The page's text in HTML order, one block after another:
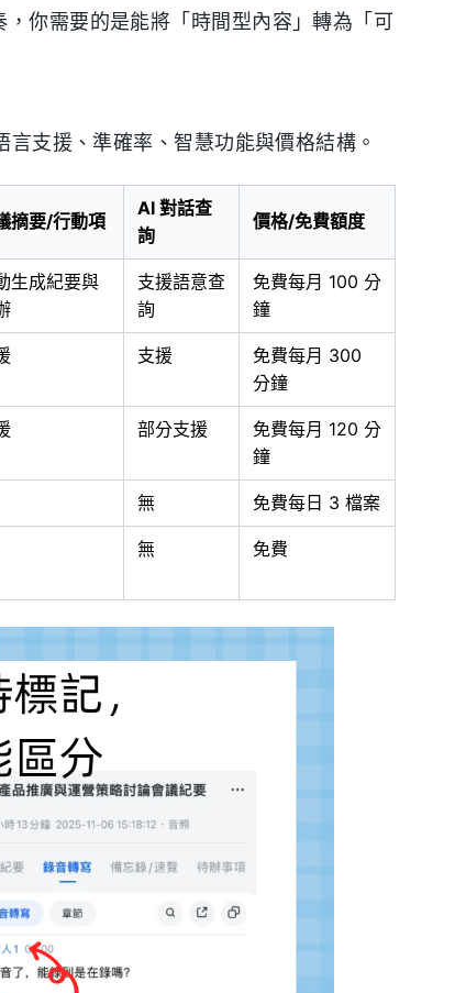
你需要的是能將「時間型內容」轉為「可
支援、準確率、智慧功能與價格結構。
摘要/行動項
AI 對話查
詢
價格/免費額度
生成紀要與
支援語意查
詢
免費每月 100 分
鐘
支援
免費每月 300
分鐘
部分支援
免費每月 120 分
鐘
無 免費每日 3 檔案
無 免費